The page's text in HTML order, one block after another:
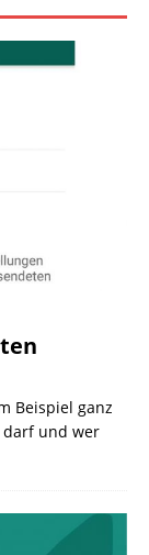
Beispiel ganz
darf und wer